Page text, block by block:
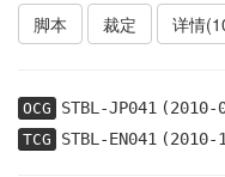
脚本
裁定 详情
OCG STBL-JP041(2010-
TCG STBL-EN041(2010-